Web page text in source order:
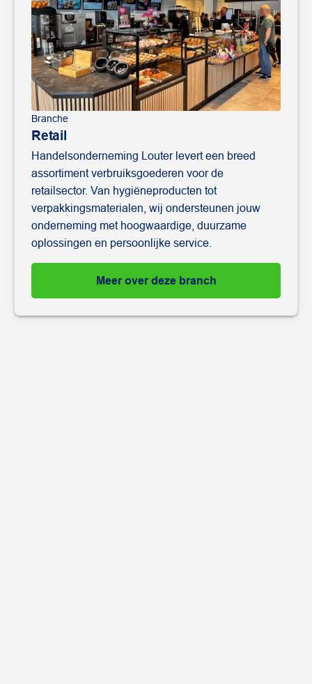
Branche
Retail
Handelsonderneming Louter levert een breed
assortiment verbruiksgoederen voor de
retailsector. Van hygiëneproducten tot
verpakkingsmaterialen, wij ondersteunen jouw
onderneming met hoogwaardige, duurzame
oplossingen en persoonlijke service.
Meer over deze branch